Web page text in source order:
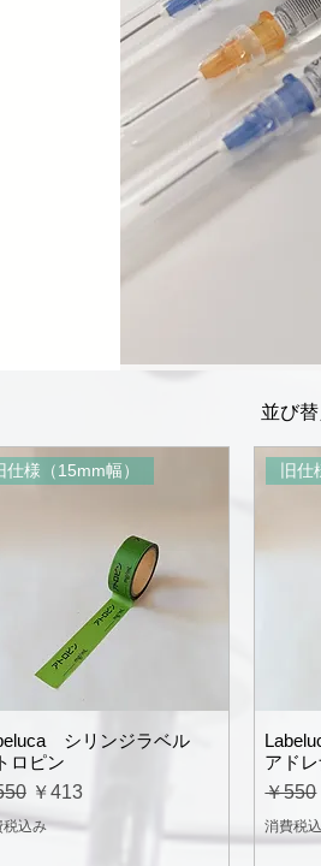
並び替
仕様（15mm幅）
シリンジラベル
ロピン
価格セール価格
￥413
税込み
旧仕
アド
通常
￥550
消費税